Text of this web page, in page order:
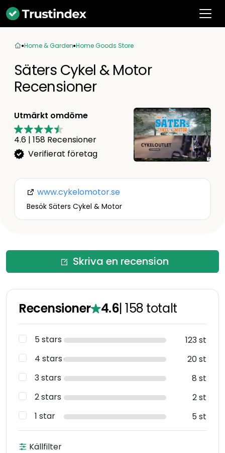
Home & Garden Home Goods Store
Säters Cykel & Motor
Recensioner
Utmärkt omdöme
4.6 | 158 Recensioner
Verifierat företag
www.cykelomotor.se
Besök Säters Cykel & Motor
Skriva en recension
Recensioner 4.6|158 totalt
5 stars
123 st
4 stars
20 st
3 stars
8 st
2 stars
2 st
1 star
5 st
Källfilter